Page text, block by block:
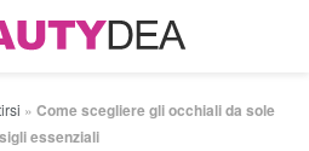
» Come scegliere gli occhiali da sole
essenziali